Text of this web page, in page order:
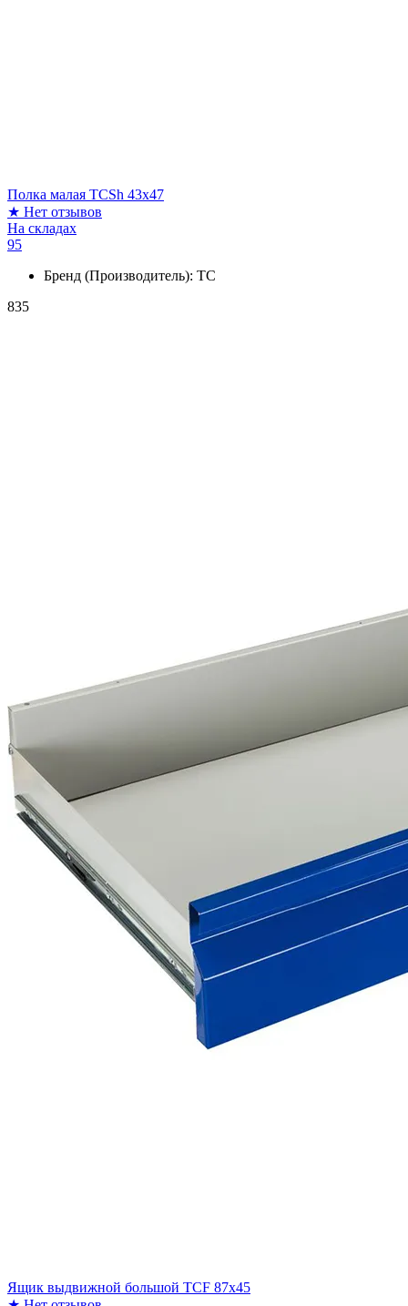
Полка малая TCSh 43x47
★ Нет отзывов
На складах
95
Бренд (Производитель): ТС
835
Ящик выдвижной большой TCF 87x45